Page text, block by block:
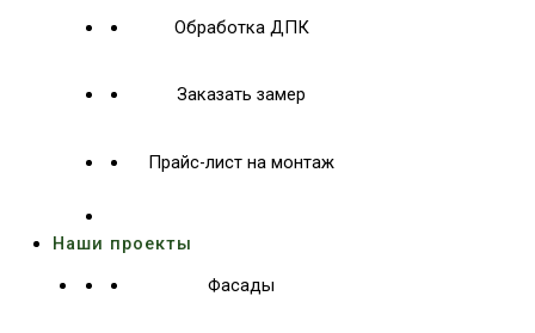
Обработка ДПК
Заказать замер
Прайс-лист на монтаж
Наши проекты
Фасады